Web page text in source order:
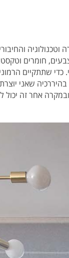
חומרים
שתתקיים
שאני
אחר זה